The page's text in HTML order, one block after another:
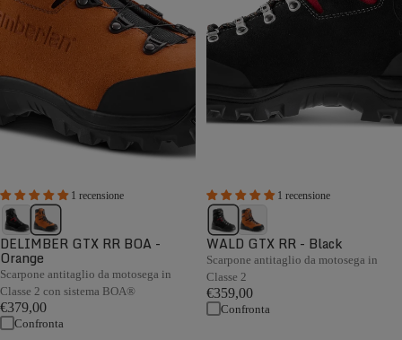
1 recensione
DELIMBER GTX RR BOA -
Orange
Scarpone antitaglio da motosega in
Classe 2 con sistema BOA®
€379,00
Confronta
1 recensione
WALD GTX RR - Black
Scarpone antitaglio da motosega in
Classe 2
€359,00
Confronta